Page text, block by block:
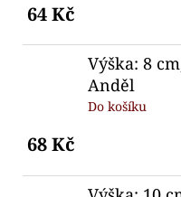
64 Kč
Výška: 8
Anděl
Do košíku
68 Kč